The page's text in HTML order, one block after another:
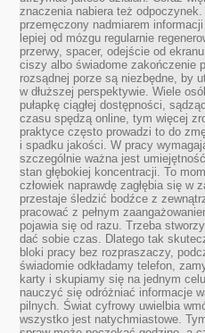
znaczenia nabiera też
przemęczony nadmiarem
lepiej od mózgu regularnie
przerwy, spacer, odejście od
ciszy albo świadome zakończenie
rozsądnej porze są niezbędne, by
w dłuższej perspektywie. Wiele
pułapkę ciągłej dostępności,
czasu spędzą online, tym więcej
praktyce często prowadzi to do
i spadku jakości. W pracy
szczególnie ważna jest
stan głębokiej koncentracji. To
człowiek naprawdę zagłębia się w
przestaje śledzić bodźce z
pracować z pełnym
pojawia się od razu. Trzeba
dać sobie czas. Dlatego tak
bloki pracy bez rozpraszaczy,
świadomie odkładamy telefon,
karty i skupiamy się na jednym
nauczyć się odróżniać informacje
pilnych. Świat cyfrowy uwielbia
wszystko jest natychmiastowe.